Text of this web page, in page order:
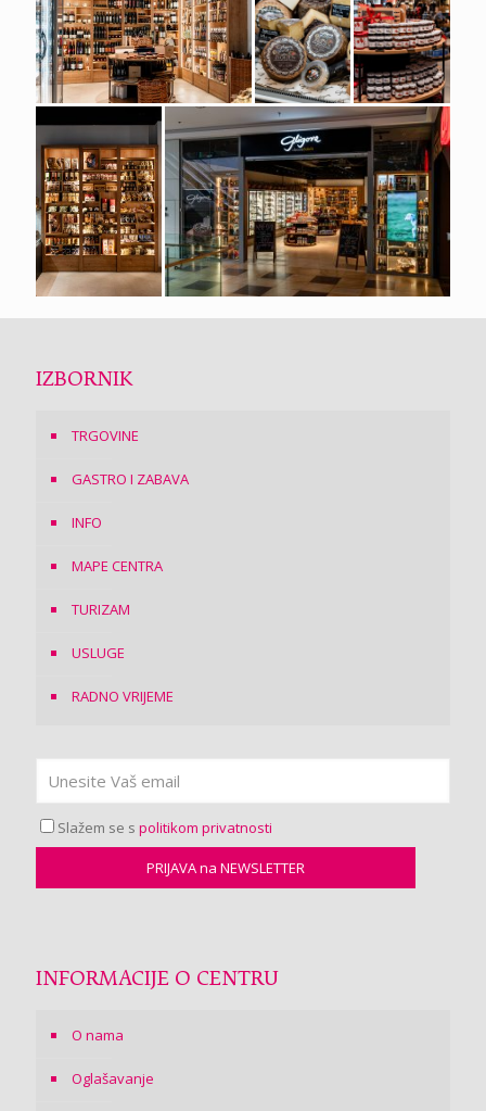
IZBORNIK
TRGOVINE
GASTRO I ZABAVA
INFO
MAPE CENTRA
TURIZAM
USLUGE
RADNO VRIJEME
Slažem se s politikom privatnosti
INFORMACIJE O CENTRU
O nama
Oglašavanje